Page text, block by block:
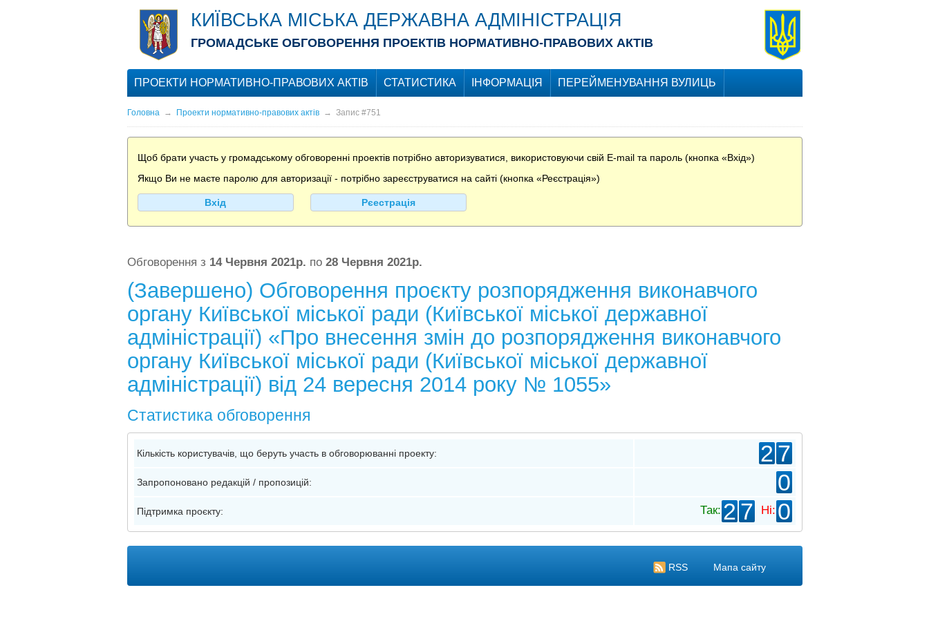
КИЇВСЬКА МІСЬКА ДЕРЖАВНА АДМІНІСТРАЦІЯ
ГРОМАДСЬКЕ ОБГОВОРЕННЯ ПРОЕКТІВ НОРМАТИВНО-ПРАВОВИХ АКТІВ
ПРОЕКТИ НОРМАТИВНО-ПРАВОВИХ АКТІВ СТАТИСТИКА ІНФОРМАЦІЯ ПЕРЕЙМЕНУВАННЯ ВУЛИЦЬ
Головна→ Проекти нормативно-правових актів→ Запис #751
Щоб брати участь у громадському обговоренні проектів потрібно авторизуватися, використовуючи свій E-mail та пароль (кнопка «Вхід»)
Якщо Ви не маєте паролю для авторизації - потрібно зареєструватися на сайті (кнопка «Реєстрація»)
Вхід Рєестрація
Обговорення з 14 Червня 2021р. по 28 Червня 2021р.
(Завершено) Обговорення проєкту розпорядження виконавчого
органу Київської міської ради (Київської міської державної
адміністрації) «Про внесення змін до розпорядження виконавчого
органу Київської міської ради (Київської міської державної
адміністрації) від 24 вересня 2014 року № 1055»
Статистика обговорення
Кількість користувачів, що беруть участь в обговорюванні проекту: 27
Запропоновано редакцій / пропозицій: 0
Підтримка проєкту: Так:27 Ні:0
RSS Мапа сайту